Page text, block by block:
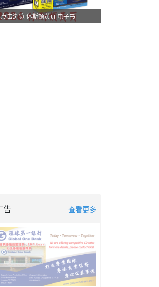
点击浏览 休斯顿黄页 电子书
告 查看更多